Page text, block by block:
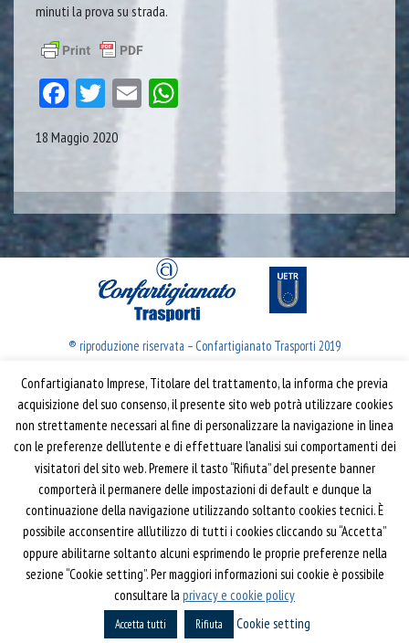
minuti la prova su strada.
Facebook
Twitter
Email
18 Maggio 2020
® riproduzione riservata – Confartigianato Trasporti 2019
Confartigianato Trasporti
Via S. Giovanni in Laterano, 152 | 00184 Roma
T: 06 70374.275
trasporti@confartigianato.it
confartigianatotrasporti@pec.it
Privacy e Cookie Policy
Informativa
Riferimenti
Powered byHorace
Confartigianato Imprese, Titolare del trattamento, la informa che previa
acquisizione del suo consenso, il presente sito web potrà utilizzare cookies
non strettamente necessari al fine di personalizzare la navigazione in linea
con le preferenze dell’utente e di effettuare l’analisi sui comportamenti dei
visitatori del sito web. Premere il tasto “Rifiuta” del presente banner
comporterà il permanere delle impostazioni di default e dunque la
continuazione della navigazione utilizzando soltanto cookies tecnici. È
possibile acconsentire all’utilizzo di tutti i cookies cliccando su “Accetta”
oppure abilitarne soltanto alcuni esprimendo le proprie preferenze nella
sezione “Cookie setting”. Per maggiori informazioni sui cookie è possibile
consultare la privacy e cookie policy
Accetta tutti Rifiuta Cookie setting